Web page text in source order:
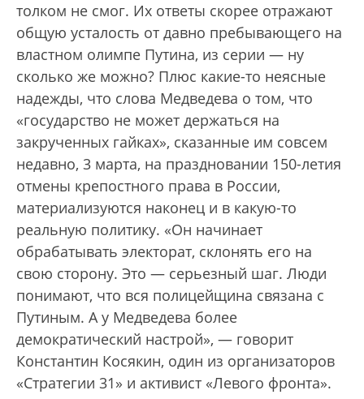
толком не смог. Их ответы скорее отражают
общую усталость от давно пребывающего на
властном олимпе Путина, из серии — ну
сколько же можно? Плюс какие-то неясные
надежды, что слова Медведева о том, что
«государство не может держаться на
закрученных гайках», сказанные им совсем
недавно, 3 марта, на праздновании 150-летия
отмены крепостного права в России,
материализуются наконец и в какую-то
реальную политику. «Он начинает
обрабатывать электорат, склонять его на
свою сторону. Это — серьезный шаг. Люди
понимают, что вся полицейщина связана с
Путиным. А у Медведева более
демократический настрой», — говорит
Константин Косякин, один из организаторов
«Стратегии 31» и активист «Левого фронта».